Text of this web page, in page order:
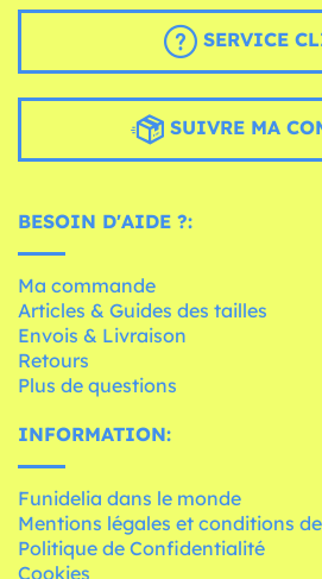
SERVICE
SUIVRE MA
BESOIN D'AIDE ?:
Ma commande
Articles & Guides des tailles
Envois & Livraison
Retours
Plus de questions
INFORMATION:
Funidelia dans le monde
Mentions légales et conditions
Politique de Confidentialité
Cookies